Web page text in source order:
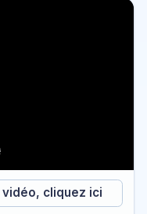
vidéo, cliquez ici